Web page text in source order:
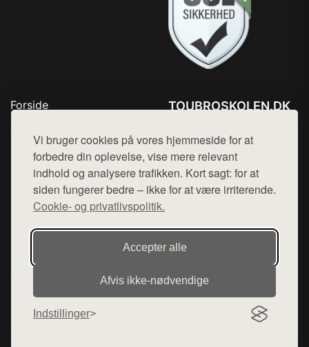
Vi bruger cookies på vores hjemmeside for at
forbedre din oplevelse, vise mere relevant
indhold og analysere trafikken. Kort sagt: for at
siden fungerer bedre – ikke for at være irriterende.
Cookie- og privatlivspolitik.
Accepter alle
Afvis ikke‑nødvendige
Indstillinger
Forside
Top Rabatter
Blog
Kontakt
TOUBROSKOLEN.DK
Mail: hej@want.dk
Cookie- og privatlivspolitik
Denne side er en del af want.dk, der udgiver en række
hjemmesider med præsentation af forskellige produkter fra
diverse webshops. Der sælges ikke varer fra denne side - vi
henviser til de shops, som sælger varen. Vi har heller ikke
varerne på lager.